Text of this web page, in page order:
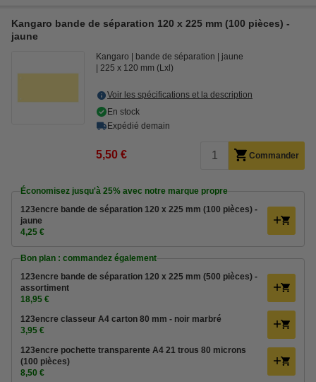
Kangaro bande de séparation 120 x 225 mm (100 pièces) -
jaune
Kangaro bande de séparation
jaune
225 x 120 mm (Lxl)
Voir les spécifications et la description
En stock
Expédié demain
5,50 € Commander
Économisez jusqu'à 25% avec notre marque propre
123encre bande de séparation 120 x 225 mm (100 pièces) -
jaune
4,25 €
Bon plan : commandez également
123encre bande de séparation 120 x 225 mm (500 pièces) -
assortiment
18,95 €
123encre classeur A4 carton 80 mm - noir marbré
3,95 €
123encre pochette transparente A4 21 trous 80 microns
(100 pièces)
8,50 €